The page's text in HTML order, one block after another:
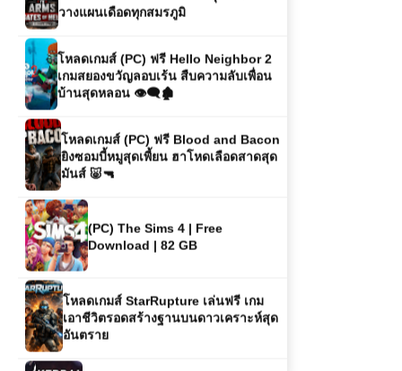
โหลดเกมส์ (PC) ฟรี Hello Neighbor 2
บ้านสุดหลอน 👁️‍🗨️🏚️
มันส์ 🐷🔫
Download | 82 GB
โหลดเกมส์ StarRupture เล่นฟรี เกม
อันตราย